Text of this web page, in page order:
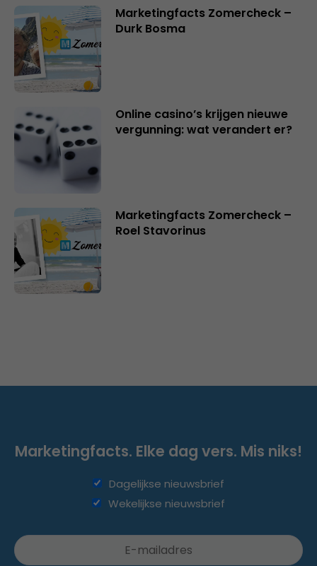
Marketingfacts Zomercheck –
Durk Bosma
Online casino’s krijgen nieuwe
vergunning: wat verandert er?
Marketingfacts Zomercheck –
Roel Stavorinus
Marketingfacts. Elke dag vers. Mis niks!
Dagelijkse nieuwsbrief
Wekelijkse nieuwsbrief